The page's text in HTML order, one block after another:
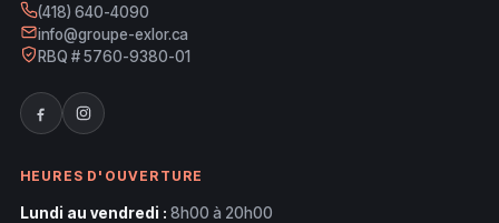
(418) 640-4090
info@groupe-exlor.ca
RBQ # 5760-9380-01
HEURES D'OUVERTURE
Lundi au vendredi : 8h00 à 20h00